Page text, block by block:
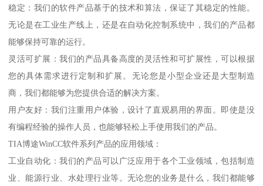
稳定：我们的软件产品基于的技术和算法，保证了其稳定的性能。
无论是在工业生产线上，还是在自动化控制系统中，我们的产品都
能够保持可靠的运行。
灵活可扩展：我们的产品具备高度的灵活性和可扩展性，可以根据
您的具体需求进行定制和扩展。无论您是小型企业还是大型制造
商，我们都能够为您提供合适的解决方案。
用户友好：我们注重用户体验，设计了直观易用的界面。即使是没
有编程经验的操作人员，也能够轻松上手使用我们的产品。
TIA博途WinCC软件系列产品的应用领域：
工业自动化：我们的产品可以广泛应用于各个工业领域，包括制造
业、能源行业、水处理行业等。无论您的业务是什么，我们都能够